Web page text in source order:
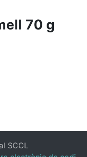
70 g
SCCL